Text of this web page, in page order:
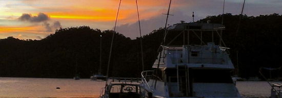
CMAS Tauchkurse
CMAS Bronze
CMAS Silber